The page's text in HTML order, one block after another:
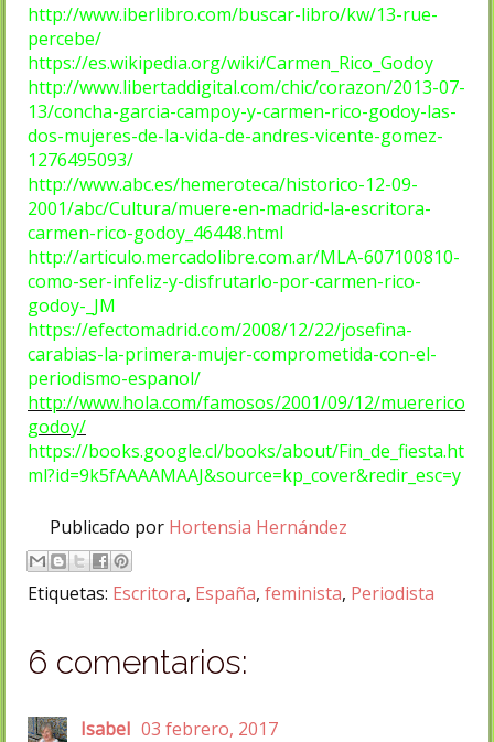
http://www.iberlibro.com/buscar-libro/kw/13-rue-
percebe/
https://es.wikipedia.org/wiki/Carmen_Rico_Godoy
http://www.libertaddigital.com/chic/corazon/2013-07-
13/concha-garcia-campoy-y-carmen-rico-godoy-las-
dos-mujeres-de-la-vida-de-andres-vicente-gomez-
1276495093/
http://www.abc.es/hemeroteca/historico-12-09-
2001/abc/Cultura/muere-en-madrid-la-escritora-
carmen-rico-godoy_46448.html
http://articulo.mercadolibre.com.ar/MLA-607100810-
como-ser-infeliz-y-disfrutarlo-por-carmen-rico-
godoy-_JM
https://efectomadrid.com/2008/12/22/josefina-
carabias-la-primera-mujer-comprometida-con-el-
periodismo-espanol/
http://www.hola.com/famosos/2001/09/12/muererico
godoy/
https://books.google.cl/books/about/Fin_de_fiesta.ht
ml?id=9k5fAAAAMAAJ&source=kp_cover&redir_esc=y
Publicado por Hortensia Hernández
Etiquetas: Escritora, España, feminista, Periodista
6 comentarios:
Isabel 03 febrero, 2017